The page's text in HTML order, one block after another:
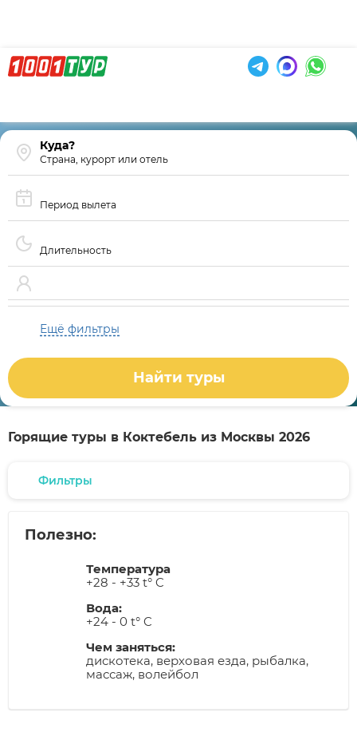
Страна, курорт или отель
Период вылета
Длительность
Ещё фильтры
Найти туры
Горящие туры в Коктебель из Москвы 2026
Фильтры
Полезно:
Температура
+28 - +33 t° C
Вода:
+24 - 0 t° C
Чем заняться:
дискотека, верховая езда, рыбалка,
массаж, волейбол